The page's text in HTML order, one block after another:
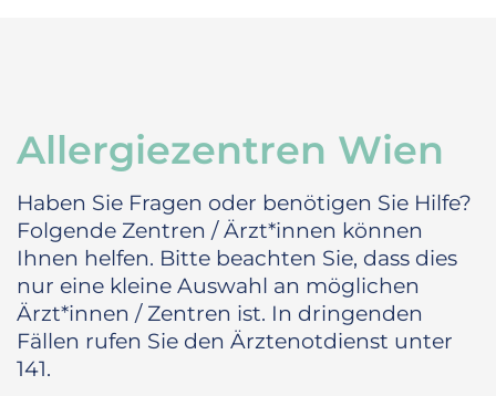
Allergiezentren Wien
Haben Sie Fragen oder benötigen Sie Hilfe?
Folgende Zentren / Ärzt*innen können
Ihnen helfen. Bitte beachten Sie, dass dies
nur eine kleine Auswahl an möglichen
Ärzt*innen / Zentren ist. In dringenden
Fällen rufen Sie den Ärztenotdienst unter
141.